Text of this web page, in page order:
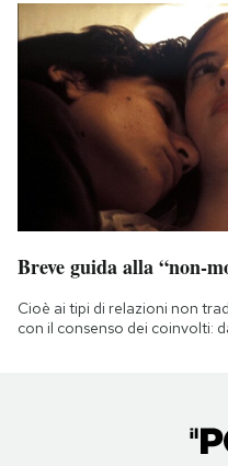
Breve guida alla “non-
Cioè ai tipi di relazioni non
con il consenso dei coinvolti: